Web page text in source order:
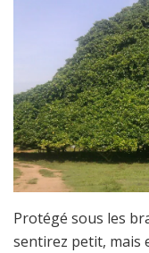
Protégé sous les
sentirez petit, mais